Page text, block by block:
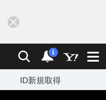
検索 通知
i
ID新規取得